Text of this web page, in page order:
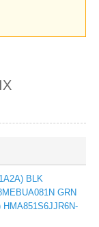
BLK
GRN
HMA851S6JJR6N-